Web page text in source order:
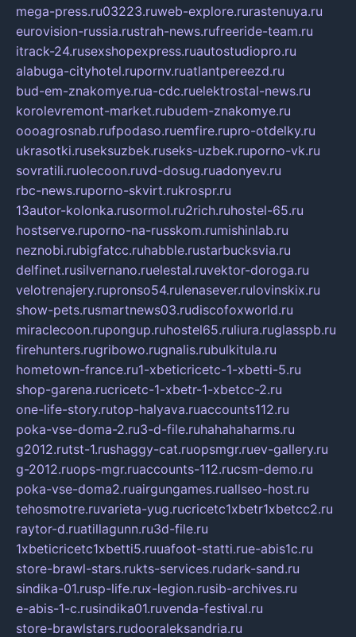
mega-press.ru03223.ruweb-explore.rurastenuya.ru
eurovision-russia.rustrah-news.rufreeride-team.ru
itrack-24.rusexshopexpress.ruautostudiopro.ru
alabuga-cityhotel.rupornv.ruatlantpereezd.ru
bud-em-znakomye.rua-cdc.ruelektrostal-news.ru
korolevremont-market.rubudem-znakomye.ru
oooagrosnab.rufpodaso.ruemfire.rupro-otdelky.ru
ukrasotki.ruseksuzbek.ruseks-uzbek.ruporno-vk.ru
sovratili.ruolecoon.ruvd-dosug.ruadonyev.ru
rbc-news.ruporno-skvirt.rukrospr.ru
13autor-kolonka.rusormol.ru2rich.ruhostel-65.ru
hostserve.ruporno-na-russkom.rumishinlab.ru
neznobi.rubigfatcc.ruhabble.rustarbucksvia.ru
delfinet.rusilvernano.ruelestal.ruvektor-doroga.ru
velotrenajery.rupronso54.rulenasever.rulovinskix.ru
show-pets.rusmartnews03.rudiscofoxworld.ru
miraclecoon.rupongup.ruhostel65.ruliura.ruglasspb.ru
firehunters.rugribowo.rugnalis.rubulkitula.ru
hometown-france.ru1-xbeticricetc-1-xbetti-5.ru
shop-garena.rucricetc-1-xbetr-1-xbetcc-2.ru
one-life-story.rutop-halyava.ruaccounts112.ru
poka-vse-doma-2.ru3-d-file.ruhahahaharms.ru
g2012.rutst-1.rushaggy-cat.ruopsmgr.ruev-gallery.ru
g-2012.ruops-mgr.ruaccounts-112.rucsm-demo.ru
poka-vse-doma2.ruairgungames.ruallseo-host.ru
tehosmotre.ruvarieta-yug.rucricetc1xbetr1xbetcc2.ru
raytor-d.ruatillagunn.ru3d-file.ru
1xbeticricetc1xbetti5.ruuafoot-statti.rue-abis1c.ru
store-brawl-stars.rukts-services.rudark-sand.ru
sindika-01.rusp-life.rux-legion.rusib-archives.ru
e-abis-1-c.rusindika01.ruvenda-festival.ru
store-brawlstars.rudooraleksandria.ru